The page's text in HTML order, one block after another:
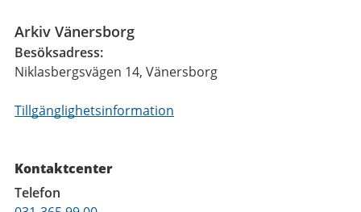
Arkiv Vänersborg
Besöksadress:
Niklasbergsvägen 14, Vänersborg
Tillgänglighetsinformation
Kontaktcenter
Telefon